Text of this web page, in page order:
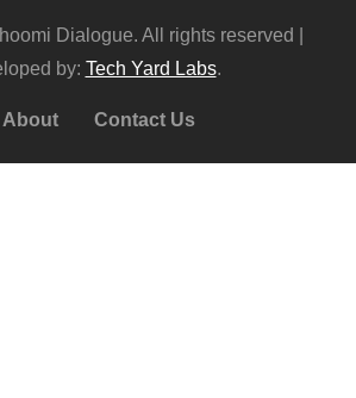
Dialogue. All rights reserved |
by: Tech Yard Labs.
About Contact Us